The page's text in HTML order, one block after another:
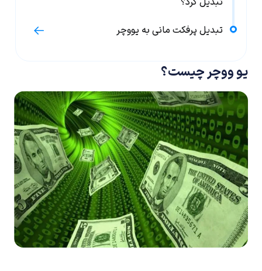
یو ووچر چیست؟
تبدیل پرفکت مانی به یووچر